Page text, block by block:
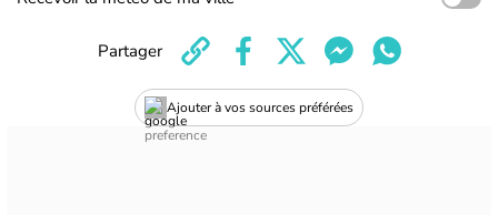
Ajouter à vos sources préférées
Partager